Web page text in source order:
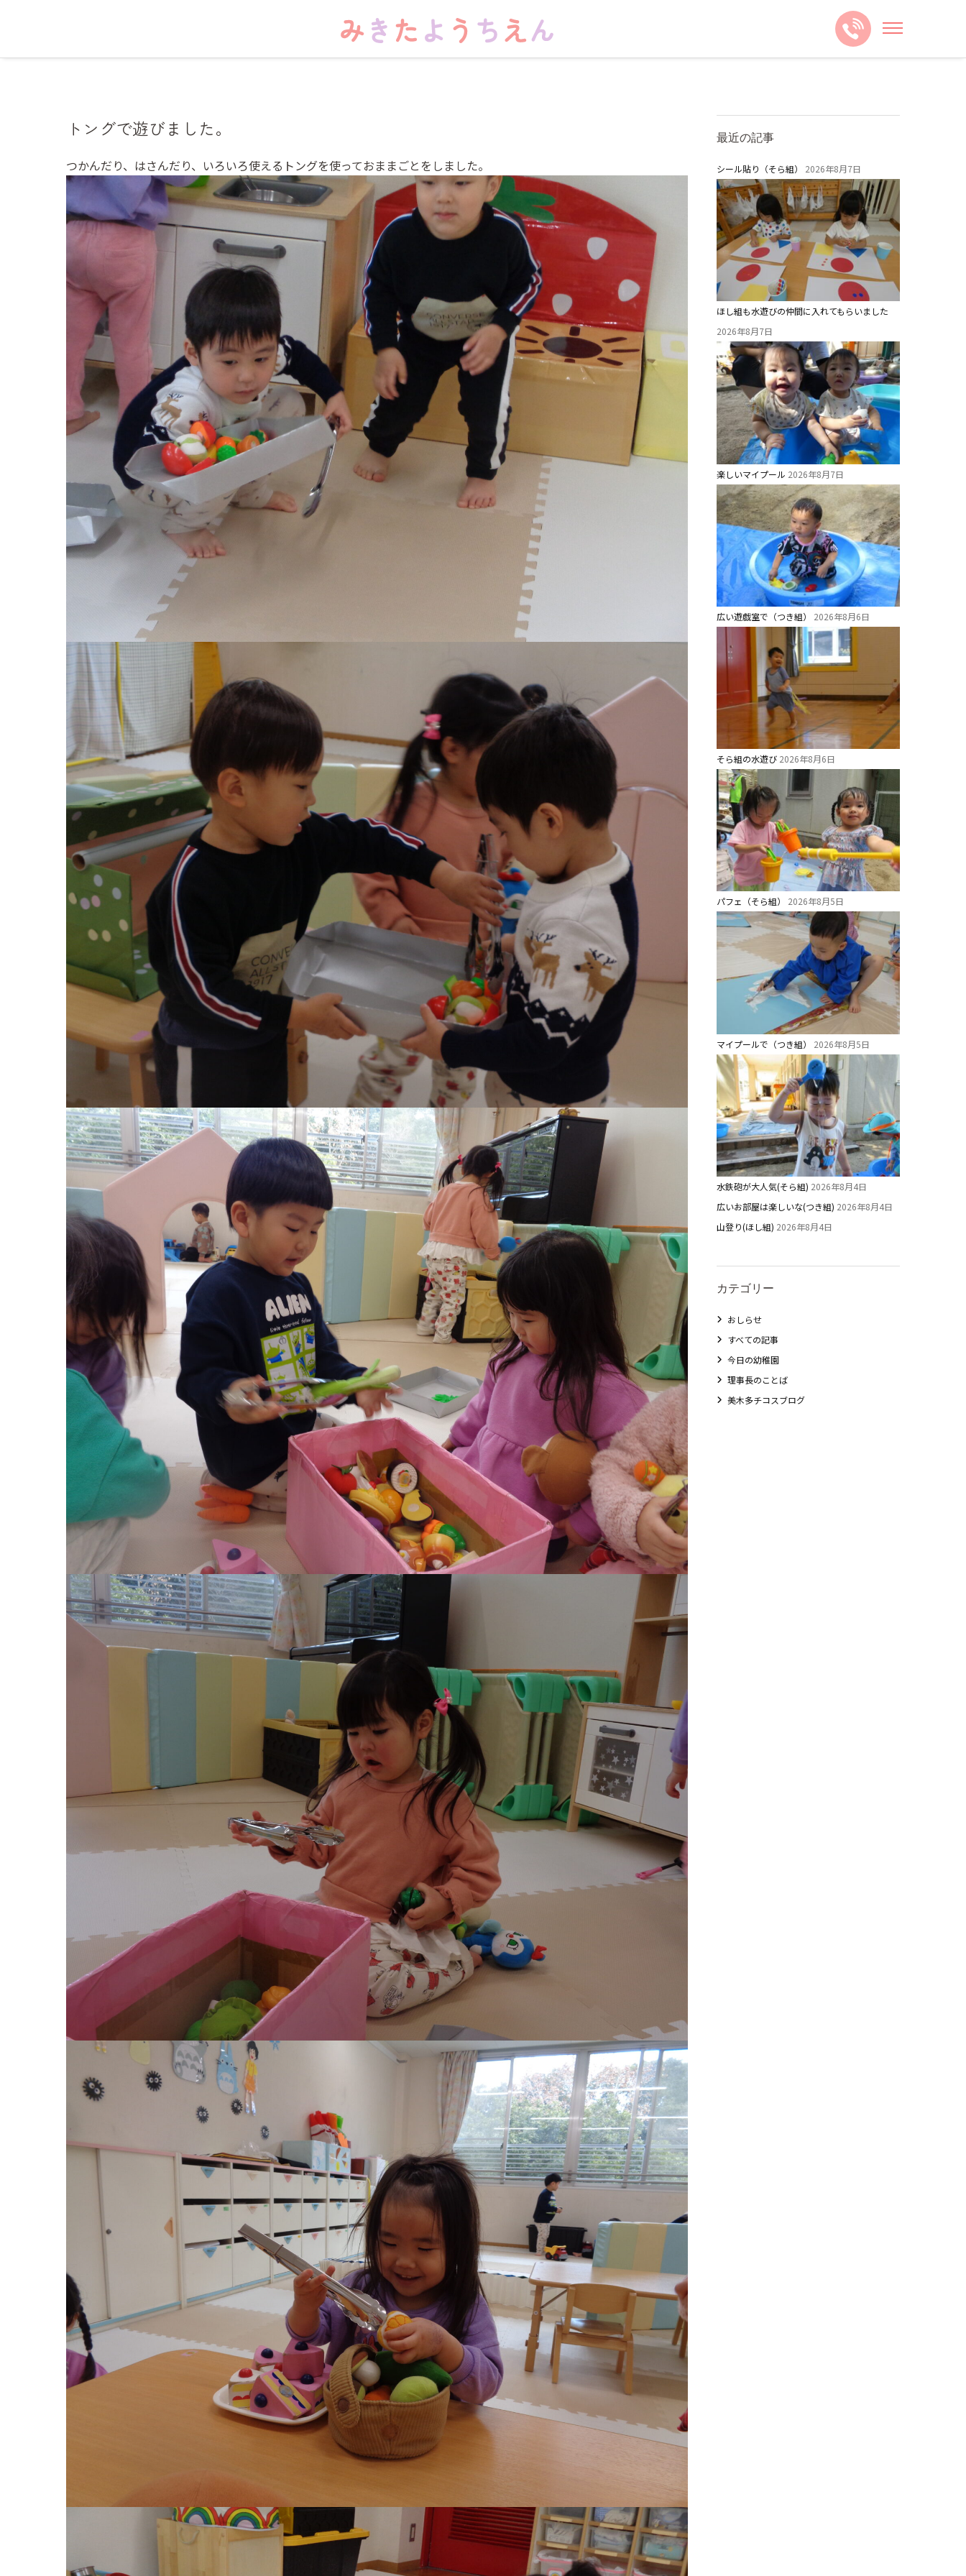
トングで遊びました。
つかんだり、はさんだり、いろいろ使えるトングを使っておままごとをしました。
最近の記事
シール貼り（そら組） 2026年8月7日
ほし組も水遊びの仲間に入れてもらいました
2026年8月7日
楽しいマイプール 2026年8月7日
広い遊戯室で（つき組） 2026年8月6日
そら組の水遊び 2026年8月6日
パフェ（そら組） 2026年8月5日
マイプールで（つき組） 2026年8月5日
水鉄砲が大人気(そら組) 2026年8月4日
広いお部屋は楽しいな(つき組) 2026年8月4日
山登り(ほし組) 2026年8月4日
カテゴリー
おしらせ
すべての記事
今日の幼稚園
理事長のことば
美木多チコスブログ
お知らせ 今日の幼稚園 園児募集要項
教職員募集
安⼼・安全対策
課外教室
理事長のことば
教育と保育
美⽊多幼稚園の理想
年間⾏事
預かり保育［ヒラソル ]
美⽊多チコス
美⽊多チコスについて
美⽊多チコスブログ
未就園児クラス
0歳親子登園［マカロンクラス ]
1歳・2歳親子登園［マリポサクラス ]
2歳児ひとり登園［ゆず組 ]
グループ施設・